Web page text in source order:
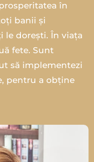
în
banii și
le dorești. În viața
fete. Sunt
să implementezi
pentru a obține